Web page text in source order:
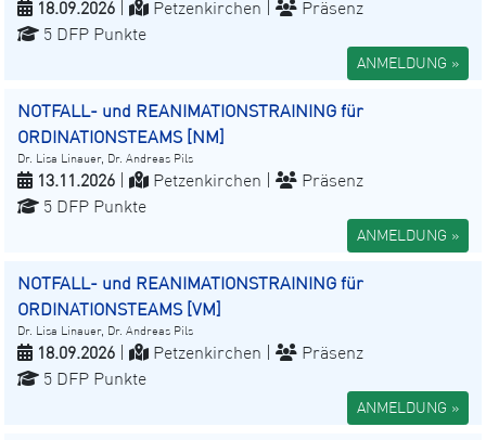
18.09.2026 Petzenkirchen |
Präsenz
5 DFP Punkte
ANMELDUNG »
NOTFALL- und REANIMATIONSTRAINING für
ORDINATIONSTEAMS [NM]
Dr. Lisa Linauer, Dr. Andreas Pils
13.11.2026 Petzenkirchen |
Präsenz
5 DFP Punkte
ANMELDUNG »
NOTFALL- und REANIMATIONSTRAINING für
ORDINATIONSTEAMS [VM]
Dr. Lisa Linauer, Dr. Andreas Pils
18.09.2026 Petzenkirchen |
Präsenz
5 DFP Punkte
ANMELDUNG »